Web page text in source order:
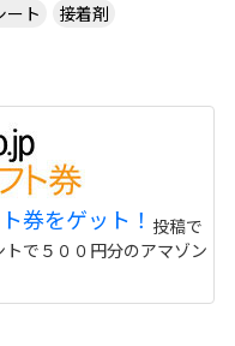
ート
接着剤
券をゲット！ 投稿で
で５００円分のアマゾン